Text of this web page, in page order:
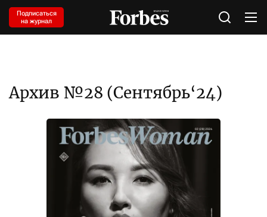
Подписаться
на журнал
Архив №28 (Сентябрь‘24)